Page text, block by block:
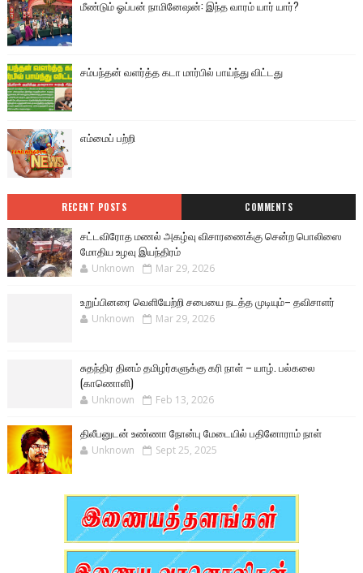
மீண்டும் ஓப்பன் நாமினேஷன்: இந்த வாரம் யார் யார்?
சம்பந்தன் வளர்த்த கடா மார்பில் பாய்ந்து விட்டது
எம்மைப் பற்றி
RECENT POSTS COMMENTS
சட்டவிரோத மணல் அகழ்வு விசாரணைக்கு சென்ற பொலிஸை
மோதிய உழவு இயந்திரம்
Unknown Mar 29, 2026
உறுப்பினரை வெளியேற்றி சபையை நடத்த முடியும்– தவிசாளர்
Unknown Mar 29, 2026
சுதந்திர தினம் தமிழர்களுக்கு கரி நாள் – யாழ். பல்கலை
(காணொளி)
Unknown Feb 13, 2026
திலீபனுடன் உண்ணா நோன்பு மேடையில் பதினோராம் நாள்
Unknown Sept 25, 2025